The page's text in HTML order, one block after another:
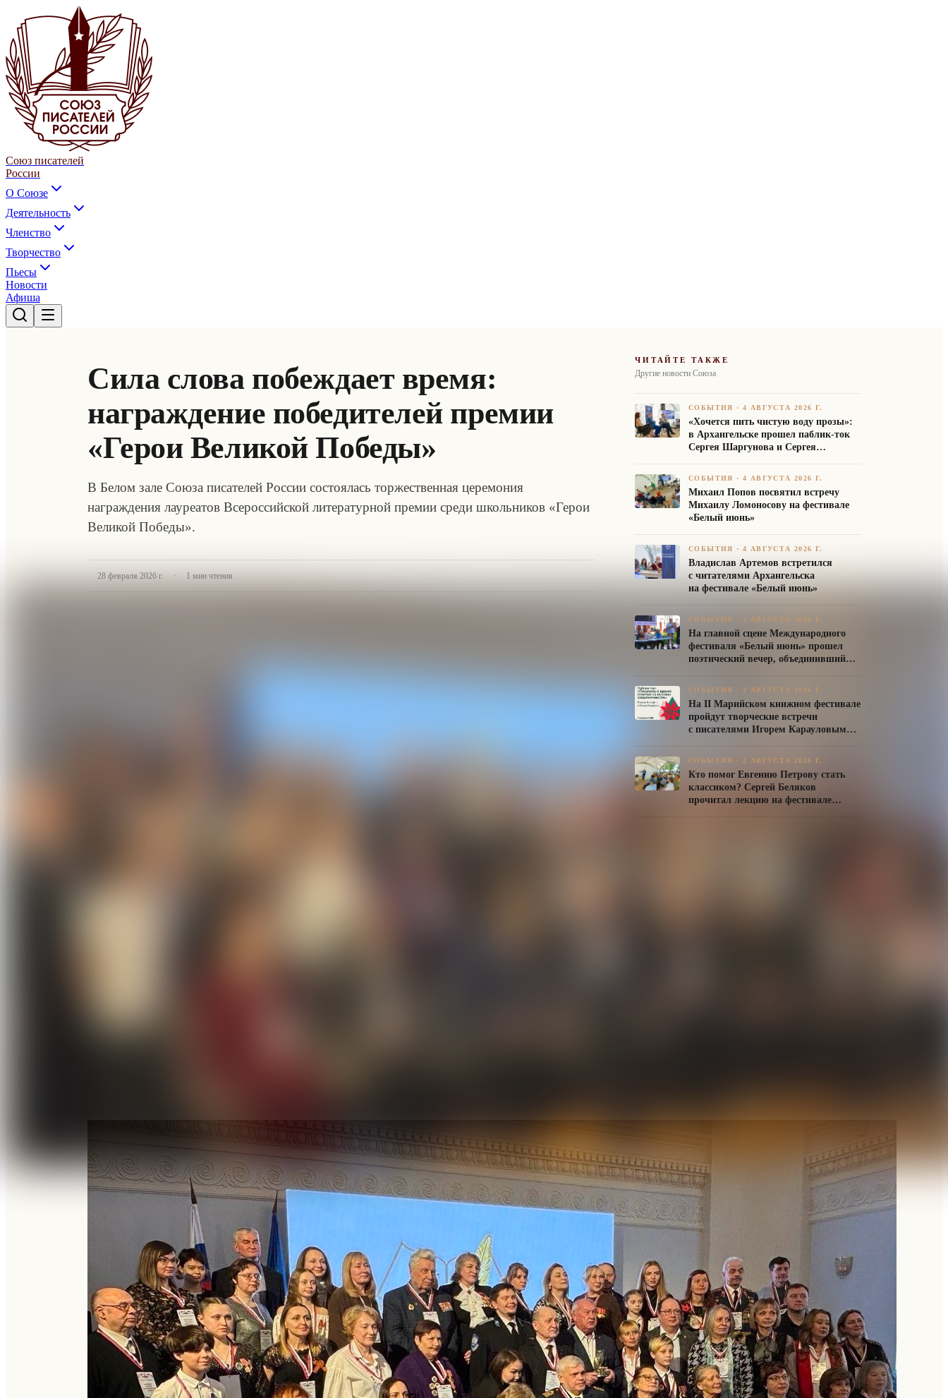
Союз писателей
России
О Союзе
Деятельность
Членство
Творчество
Пьесы
Новости
Афиша
Сила слова побеждает время:
награждение победителей премии
«Герои Великой Победы»
В Белом зале Союза писателей России состоялась торжественная церемония
награждения лауреатов Всероссийской литературной премии среди школьников «Герои
Великой Победы».
28 февраля 2026 г. · 1 мин чтения
ЧИТАЙТЕ ТАКЖЕ
Другие новости Союза
СОБЫТИЯ ·4 АВГУСТА 2026 Г.
«Хочется пить чистую воду прозы»:
в Архангельске прошел паблик-ток
Сергея Шаргунова и Сергея
СОБЫТИЯ ·4 АВГУСТА 2026 Г.
Михаил Попов посвятил встречу
Михаилу Ломоносову на фестивале
«Белый июнь»
СОБЫТИЯ ·4 АВГУСТА 2026 Г.
Владислав Артемов встретился
с читателями Архангельска
на фестивале «Белый июнь»
СОБЫТИЯ · 2 АВГУСТА 2026 Г.
На главной сцене Международного
фестиваля «Белый июнь» прошел
поэтический вечер, объединивший
СОБЫТИЯ · 2 АВГУСТА 2026 Г.
На II Марийском книжном фестивале
пройдут творческие встречи
с писателями Игорем Карауловым
СОБЫТИЯ · 2 АВГУСТА 2026 Г.
Кто помог Евгению Петрову стать
классиком? Сергей Беляков
прочитал лекцию на фестивале